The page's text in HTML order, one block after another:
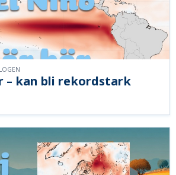
– kan bli rekordstark